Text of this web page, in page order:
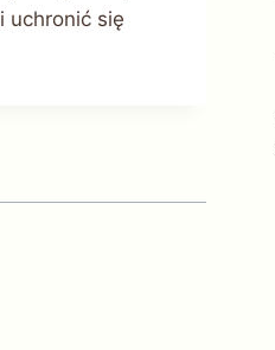
uchronić się